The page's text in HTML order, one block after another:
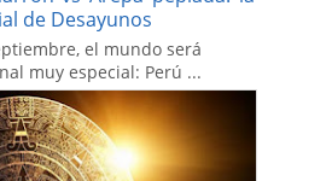
de Desayunos
el mundo será
muy especial: Perú ...